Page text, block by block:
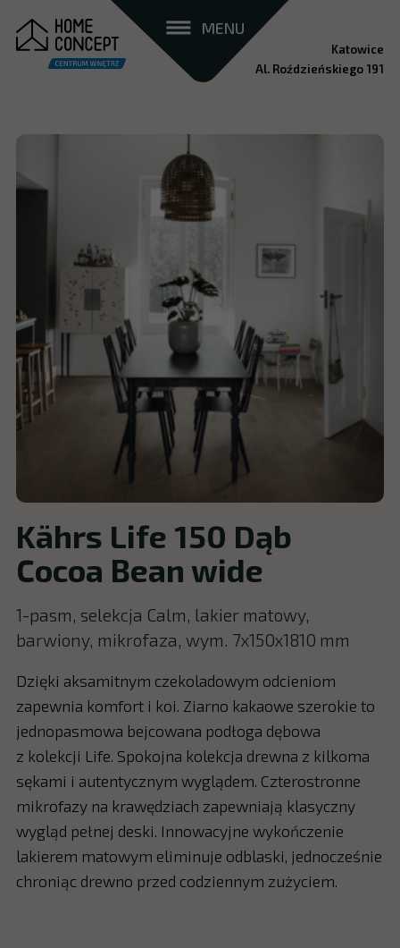
MENU
Katowice
Al. Roździeńskiego 191
Kährs Life 150 Dąb
Cocoa Bean wide
1-pasm, selekcja Calm, lakier matowy,
barwiony, mikrofaza, wym. 7x150x1810 mm
Dzięki aksamitnym czekoladowym odcieniom
zapewnia komfort i koi. Ziarno kakaowe szerokie to
jednopasmowa bejcowana podłoga dębowa
z kolekcji Life. Spokojna kolekcja drewna z kilkoma
sękami i autentycznym wyglądem. Czterostronne
mikrofazy na krawędziach zapewniają klasyczny
wygląd pełnej deski. Innowacyjne wykończenie
lakierem matowym eliminuje odblaski, jednocześnie
chroniąc drewno przed codziennym zużyciem.